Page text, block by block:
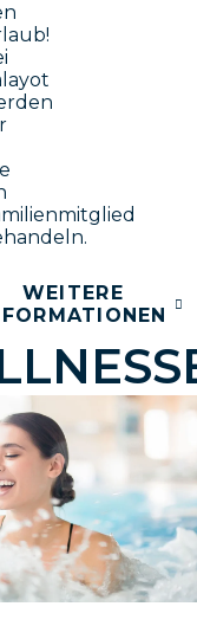
WEITERE